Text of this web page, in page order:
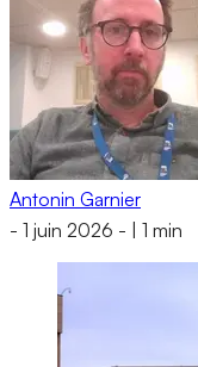
Antonin Garnier
- 1 juin 2026 - 1 min